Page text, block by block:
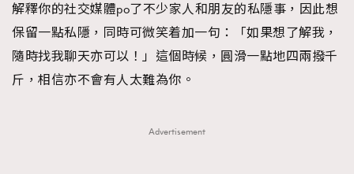
解釋你的社交媒體po了不少家人和朋友的私隱事，因此想
保留一點私隱，同時可微笑着加一句：「如果想了解我，
隨時找我聊天亦可以！」這個時候，圓滑一點地四兩撥千
斤，相信亦不會有人太難為你。
Advertisement